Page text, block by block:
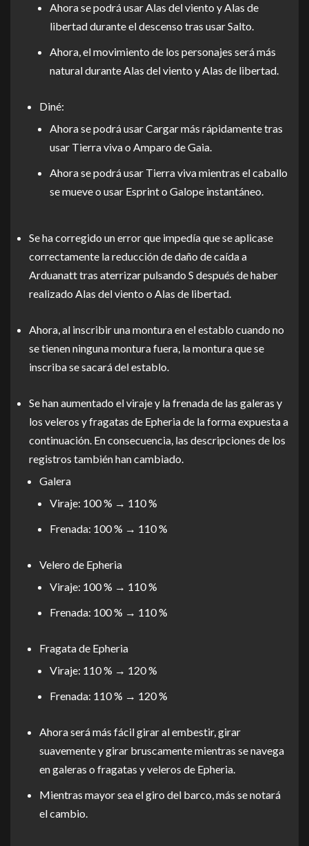
Ahora se podrá usar Alas del viento y Alas de
libertad durante el descenso tras usar Salto.
Ahora, el movimiento de los personajes será más
natural durante Alas del viento y Alas de libertad.
Diné:
Ahora se podrá usar Cargar más rápidamente tras
usar Tierra viva o Amparo de Gaia.
Ahora se podrá usar Tierra viva mientras el caballo
se mueve o usar Esprint o Galope instantáneo.
Se ha corregido un error que impedía que se aplicase
correctamente la reducción de daño de caída a
Arduanatt tras aterrizar pulsando S después de haber
realizado Alas del viento o Alas de libertad.
Ahora, al inscribir una montura en el establo cuando no
se tienen ninguna montura fuera, la montura que se
inscriba se sacará del establo.
Se han aumentado el viraje y la frenada de las galeras y
los veleros y fragatas de Epheria de la forma expuesta a
continuación. En consecuencia, las descripciones de los
registros también han cambiado.
Galera
Viraje: 100 % → 110 %
Frenada: 100 % → 110 %
Velero de Epheria
Viraje: 100 % → 110 %
Frenada: 100 % → 110 %
Fragata de Epheria
Viraje: 110 % → 120 %
Frenada: 110 % → 120 %
Ahora será más fácil girar al embestir, girar
suavemente y girar bruscamente mientras se navega
en galeras o fragatas y veleros de Epheria.
Mientras mayor sea el giro del barco, más se notará
el cambio.